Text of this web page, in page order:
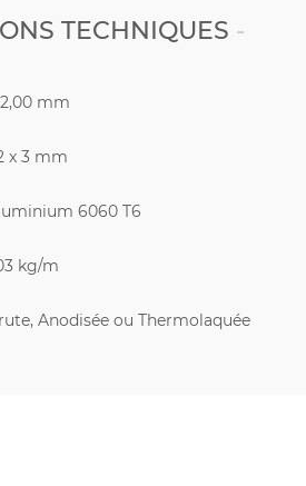
TECHNIQUES
mm
x 3 mm
6060 T6
kg/m
Anodisée ou Thermolaquée